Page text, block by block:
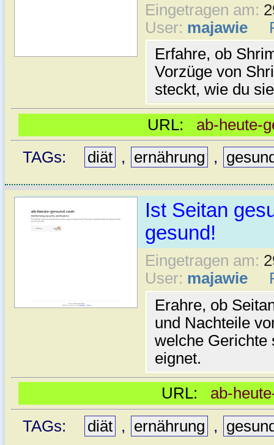
Eingetragen am:
User: majawie
Erfahre, ob
Vorzüge von
steckt, wie du
URL: ab-heute-
TAGs:
diät , ernährung ,
Ist Seitan
gesund!
Eingetragen am:
User: majawie
Erahre, ob
und Nachteile
welche Gerichte
eignet.
URL: ab-
TAGs:
diät , ernährung ,